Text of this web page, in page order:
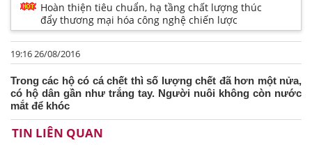
Hoàn thiện tiêu chuẩn, hạ tầng chất lượng thúc
đẩy thương mại hóa công nghệ chiến lược
19:16 26/08/2016
Trong các hộ có cá chết thì số lượng chết đã hơn một nửa,
có hộ dân gần như trắng tay. Người nuôi không còn nước
mắt để khóc
TIN LIÊN QUAN